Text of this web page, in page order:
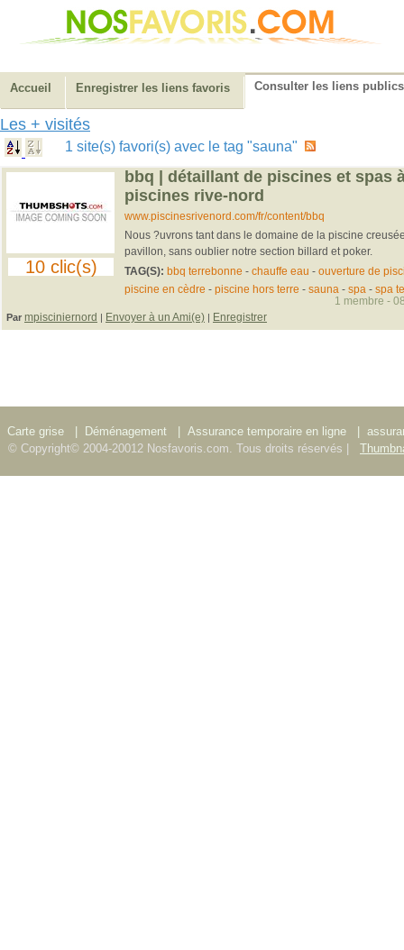
Accueil Enregistrer les liens favoris Consulter les liens publics
Les + visités
1 site(s) favori(s) avec le tag "sauna"
10 clic(s)
bbq | détaillant de piscines et spas
piscines rive-nord
www.piscinesrivenord.com/fr/content/bbq
Nous ?uvrons tant dans le domaine de la piscine
pavillon, sans oublier notre section billard et poker.
TAG(S): bbq terrebonne - chauffe eau - ouverture de
piscine en cèdre - piscine hors terre - sauna - spa - spa
Par mpisciniernord | Envoyer à un Ami(e) | Enregistrer
1 membre -
Carte grise Déménagement Assurance temporaire en ligne
© Copyright© 2004-20012 Nosfavoris.com. Tous droits réservés |